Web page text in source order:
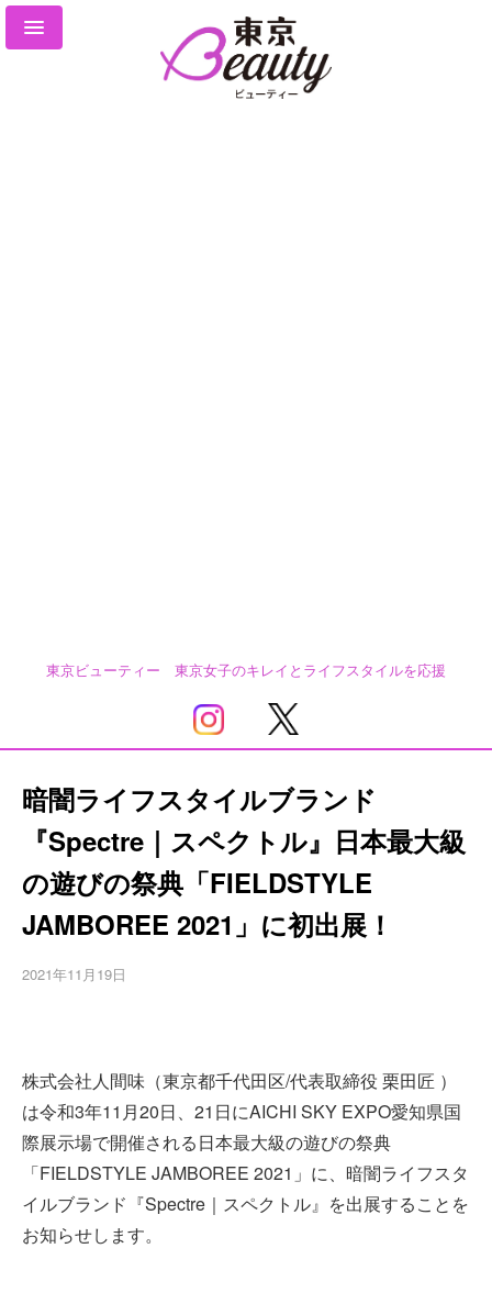
東京ビューティー 東京女子のキレイとライフスタイルを応援
暗闇ライフスタイルブランド
『Spectre｜スペクトル』日本最大級
の遊びの祭典「FIELDSTYLE
JAMBOREE 2021」に初出展！
2021年11月19日
株式会社人間味（東京都千代田区/代表取締役 栗田匠 ）
は令和3年11月20日、21日にAICHI SKY EXPO愛知県国
際展示場で開催される日本最大級の遊びの祭典
「 FIELDSTYLE JAMBOREE 2021」に、暗闇ライフスタ
イルブランド『Spectre｜スペクトル』を出展することを
お知らせします。